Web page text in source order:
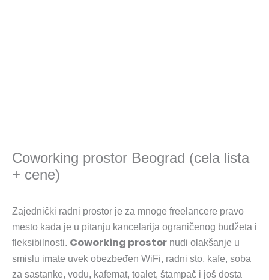
Coworking prostor Beograd (cela lista
+ cene)
Zajednički radni prostor je za mnoge freelancere pravo
mesto kada je u pitanju kancelarija ograničenog budžeta i
fleksibilnosti. Coworking prostor nudi olakšanje u
smislu imate uvek obezbeđen WiFi, radni sto, kafe, soba
za sastanke, vodu, kafemat, toalet, štampač i još dosta